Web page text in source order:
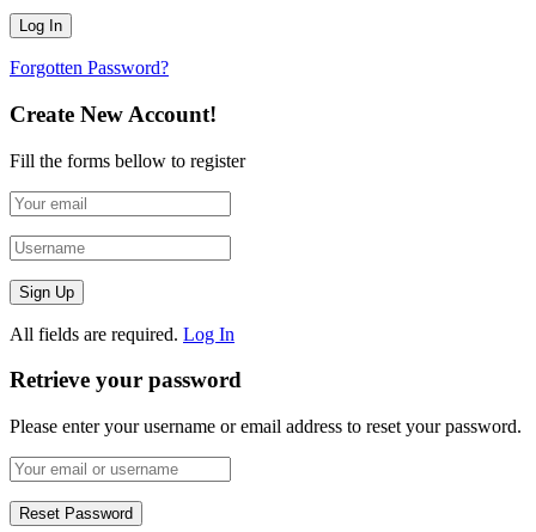
Forgotten Password?
Create New Account!
Fill the forms bellow to register
All fields are required. Log In
Retrieve your password
Please enter your username or email address to reset your password.